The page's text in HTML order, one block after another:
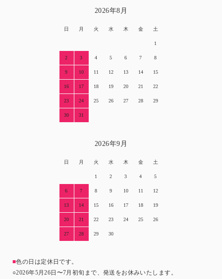
2026年8月
日 月 火 水 木 金 土
1
2 3 4 5 6 7 8
9 10 11 12 13 14 15
16 17 18 19 20 21 22
23 24 25 26 27 28 29
30 31
2026年9月
日 月 火 水 木 金 土
1 2 3 4 5
6 7 8 9 10 11 12
13 14 15 16 17 18 19
20 21 22 23 24 25 26
27 28 29 30
■色の日は定休日です。
○2026年5月26日〜7月初旬まで、発送をお休みいたします。